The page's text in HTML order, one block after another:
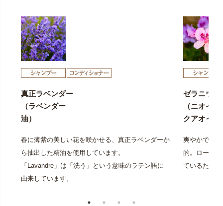
真正ラベンダー
（ラベンダー
油）
春に薄紫の美しい花を咲かせる、真正ラベンダーか
ら抽出した精油を使用しています。
「Lavandre」は「洗う」という意味のラテン語に
由来しています。
ゼラニウム
（ニオイ
クアオイ花
爽やかであ
的。ローズ
ているため